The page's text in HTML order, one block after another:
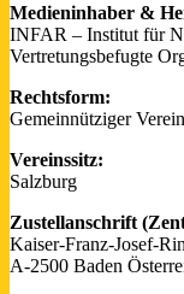
Medieninhaber &
INFAR – Institut für
Vertretungsbefugte
Rechtsform:
Gemeinnütziger Verein
Vereinssitz:
Salzburg
Zustellanschrift
Kaiser-Franz-Josef-
A-2500 Baden